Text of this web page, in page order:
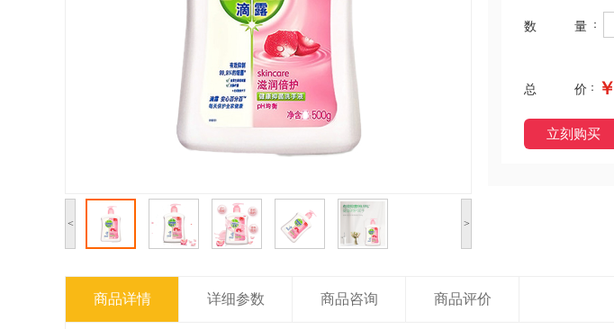
< >
数量 ：
总价 ： ￥
立刻购买
商品详情 详细参数 商品咨询 商品评价